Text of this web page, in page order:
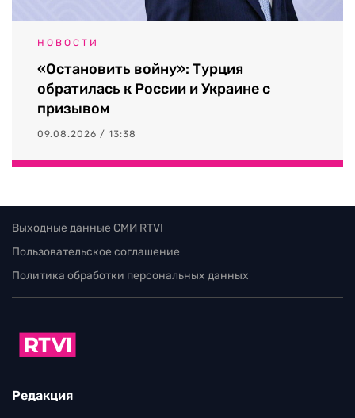
НОВОСТИ
«Остановить войну»: Турция
обратилась к России и Украине с
призывом
09.08.2026 / 13:38
Выходные данные СМИ RTVI
Пользовательское соглашение
Политика обработки персональных данных
Редакция